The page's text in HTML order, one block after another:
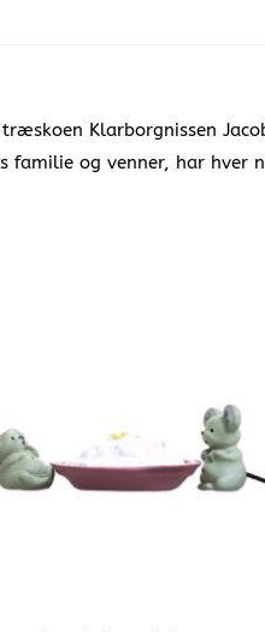
Klarborgnissen
familie og venner, har hver